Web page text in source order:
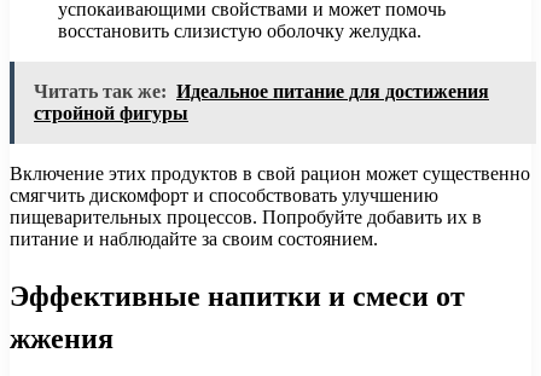
успокаивающими свойствами и может помочь
восстановить слизистую оболочку желудка.
Читать так же: Идеальное питание для достижения
стройной фигуры
Включение этих продуктов в свой рацион может существенно
смягчить дискомфорт и способствовать улучшению
пищеварительных процессов. Попробуйте добавить их в
питание и наблюдайте за своим состоянием.
Эффективные напитки и смеси от
жжения